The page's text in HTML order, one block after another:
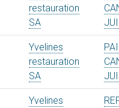
restauration
SA
Yvelines
restauration
SA
Yvelines